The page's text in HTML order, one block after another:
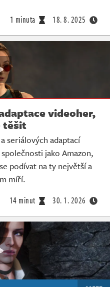
1 minuta 18. 8. 2025
videoher,
těšit
seriálových adaptací
jako Amazon,
podívat na ty největší a
míří.
14 minut 30. 1. 2026